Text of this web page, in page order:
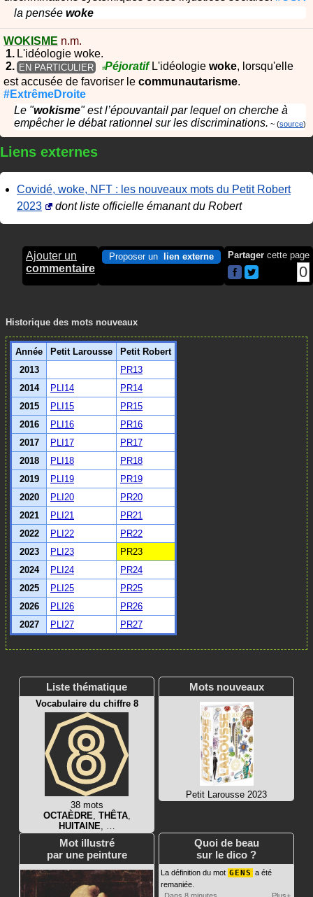
la pensée woke
WOKISME n.m.
L'idéologie woke.
EN PARTICULIER #Péjoratif L'idéologie woke, lorsqu'elle
est accusée de favoriser le communautarisme.
#ExtrêmeDroite
Le "wokisme" est l’épouvantail par lequel on cherche à
empêcher le débat rationnel sur les discriminations.
source
Liens externes
Covidé, woke, NFT : les nouveaux mots du Petit Robert
2023
dont liste officielle émanant du Robert
Ajouter un
commentaire
Proposer un lien externe Partager cette page
0
Historique des mots nouveaux
Année Petit Larousse
Petit Robert
2013
PR13
2014
PLI14
PR14
2015
PLI15
PR15
2016
PLI16
PR16
2017
PLI17
PR17
2018
PLI18
PR18
2019
PLI19
PR19
2020
PLI20
PR20
2021
PLI21
PR21
2022
PLI22
PR22
2023
PLI23
PR23
2024
PLI24
PR24
2025
PLI25
PR25
2026
PLI26
PR26
2027
PLI27 PR27
Liste thématique
Vocabulaire du chiffre 8
38 mots
OCTAÈDRE THÊTA,
HUITAINE
Mots nouveaux
Petit Larousse 2023
Mot illustré
par une peinture
Quoi de beau
sur le dico ?
La définition du mot GENS a été
remaniée.
Dans 8 minutes
Plus+